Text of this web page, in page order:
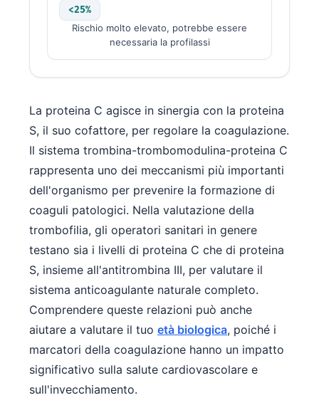
<25%
Rischio molto elevato, potrebbe essere
necessaria la profilassi
La proteina C agisce in sinergia con la proteina
S, il suo cofattore, per regolare la coagulazione.
Il sistema trombina-trombomodulina-proteina C
rappresenta uno dei meccanismi più importanti
dell'organismo per prevenire la formazione di
coaguli patologici. Nella valutazione della
trombofilia, gli operatori sanitari in genere
testano sia i livelli di proteina C che di proteina
S, insieme all'antitrombina III, per valutare il
sistema anticoagulante naturale completo.
Comprendere queste relazioni può anche
aiutare a valutare il tuo età biologica, poiché i
marcatori della coagulazione hanno un impatto
significativo sulla salute cardiovascolare e
sull'invecchiamento.